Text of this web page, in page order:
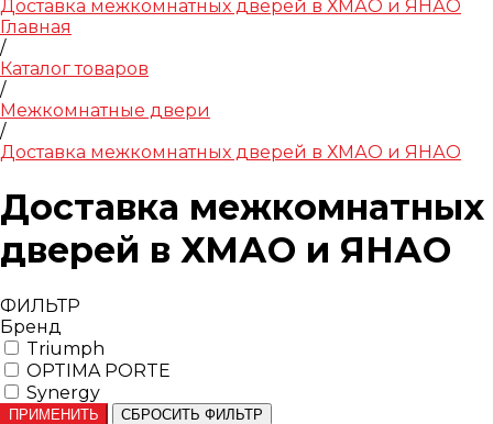
Доставка межкомнатных дверей в ХМАО и ЯНАО
Главная
/
Каталог товаров
/
Межкомнатные двери
/
Доставка межкомнатных дверей в ХМАО и ЯНАО
Доставка межкомнатных
дверей в ХМАО и ЯНАО
ФИЛЬТР
Бренд
Triumph
OPTIMA PORTE
Synergy
ПРИМЕНИТЬ СБРОСИТЬ ФИЛЬТР